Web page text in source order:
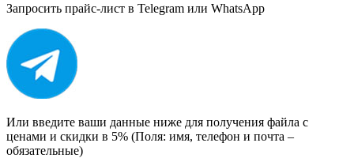
Запросить прайс-лист в Telegram или WhatsApp
Или введите ваши данные ниже для получения файла с
ценами и скидки в 5% (Поля: имя, телефон и почта –
обязательные)